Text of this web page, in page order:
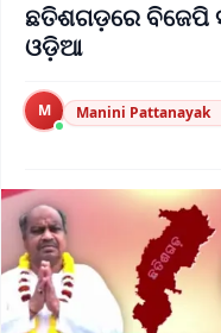
ଛତିଶଗଡ଼ରେ ବିଜେପି
ଓଡ଼ିଆ
M Manini Pattanayak